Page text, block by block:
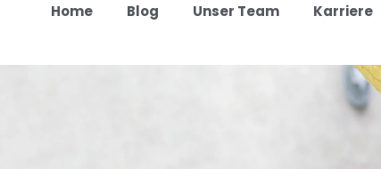
Home Blog Unser Team Karriere